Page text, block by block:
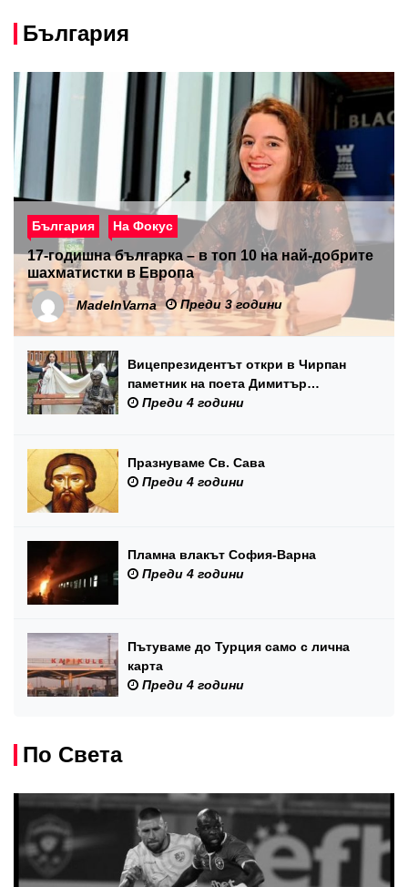
България
България На Фокус
17-годишна българка – в топ 10 на най-добрите
шахматистки в Европа
MadeInVarna Преди 3 години
Вицепрезидентът откри в Чирпан
паметник на поета Димитър
Данаилов
Преди 4 години
Празнуваме Св. Сава
Преди 4 години
Пламна влакът София-Варна
Преди 4 години
Пътуваме до Турция само с лична
карта
Преди 4 години
По Света